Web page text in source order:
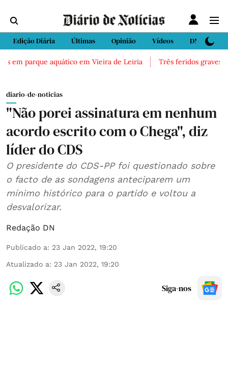
Edição Diária Últimas Opinião Vídeos DN Sport
em parque aquático em Vieira de Leiria Três feridos graves
diario-de-noticias
"Não porei assinatura em nenhum
acordo escrito com o Chega", diz
líder do CDS
O presidente do CDS-PP foi questionado sobre
o facto de as sondagens anteciparem um
mínimo histórico para o partido e voltou a
desvalorizar.
Redação DN
Publicado a: 23 Jan 2022, 19:20
Atualizado a: 23 Jan 2022, 19:20
Siga-nos